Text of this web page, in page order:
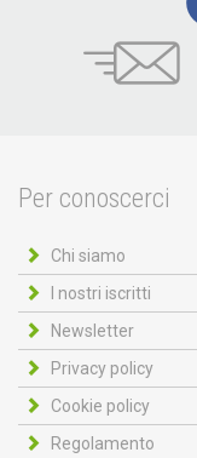
Per conoscerci
Chi siamo
I nostri iscritti
Newsletter
Privacy policy
Cookie policy
Regolamento